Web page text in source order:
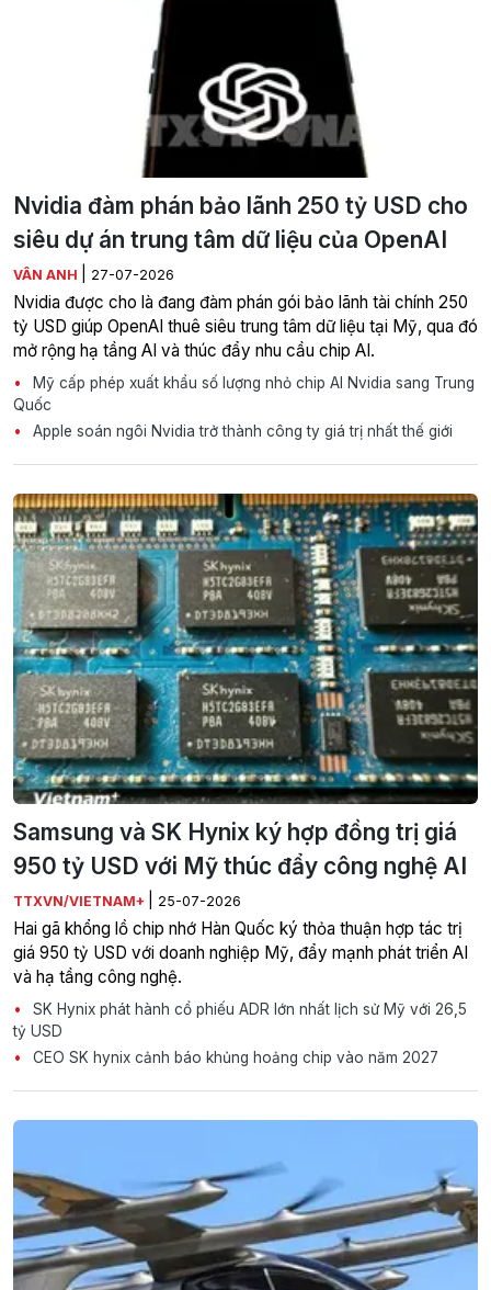
Nvidia đàm phán bảo lãnh 250 tỷ USD cho
siêu dự án trung tâm dữ liệu của OpenAI
VÂN ANH 27-07-2026
Nvidia được cho là đang đàm phán gói bảo lãnh tài chính 250
tỷ USD giúp OpenAI thuê siêu trung tâm dữ liệu tại Mỹ, qua đó
mở rộng hạ tầng AI và thúc đẩy nhu cầu chip AI.
Mỹ cấp phép xuất khẩu số lượng nhỏ chip AI Nvidia sang Trung
Quốc
Apple soán ngôi Nvidia trở thành công ty giá trị nhất thế giới
Samsung và SK Hynix ký hợp đồng trị giá
950 tỷ USD với Mỹ thúc đẩy công nghệ AI
TTXVN/VIETNAM+ 25-07-2026
Hai gã khổng lồ chip nhớ Hàn Quốc ký thỏa thuận hợp tác trị
giá 950 tỷ USD với doanh nghiệp Mỹ, đẩy mạnh phát triển AI
và hạ tầng công nghệ.
SK Hynix phát hành cổ phiếu ADR lớn nhất lịch sử Mỹ với 26,5
tỷ USD
CEO SK hynix cảnh báo khủng hoảng chip vào năm 2027